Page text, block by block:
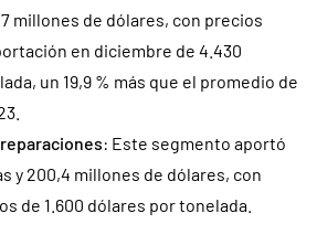
millones de dólares, con precios
en diciembre de 4.430
un 19,9 % más que el promedio de
: Este segmento aportó
y 200,4 millones de dólares, con
de 1.600 dólares por tonelada.